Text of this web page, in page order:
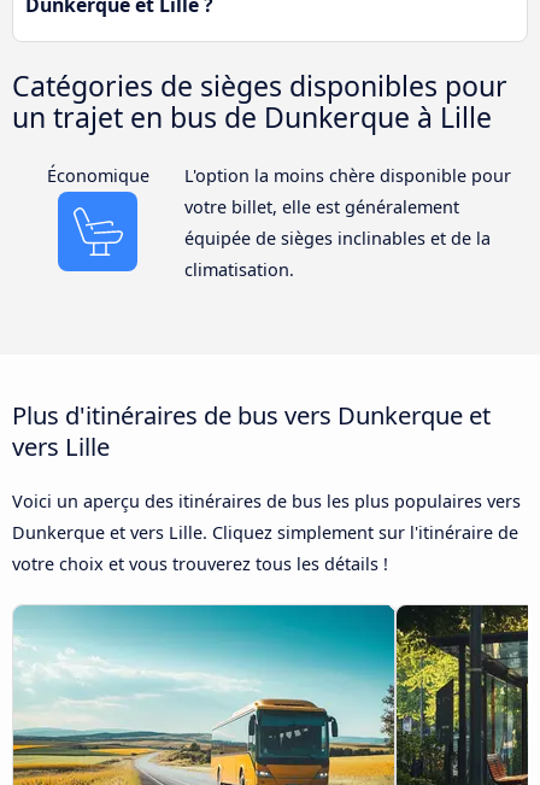
Catégories de sièges disponibles pour
un trajet en bus de Dunkerque à Lille
Économique
L'option la moins chère disponible pour
votre billet, elle est généralement
équipée de sièges inclinables et de la
climatisation.
Plus d'itinéraires de bus vers Dunkerque et
vers Lille
Voici un aperçu des itinéraires de bus les plus populaires vers
Dunkerque et vers Lille. Cliquez simplement sur l'itinéraire de
votre choix et vous trouverez tous les détails !